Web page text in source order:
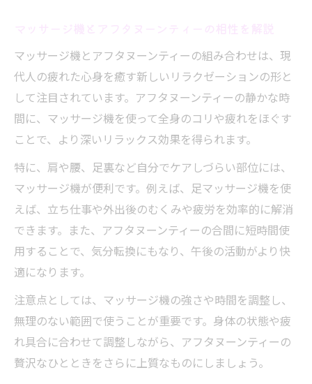
マッサージ機とアフタヌーンティーの組み合わせは、現
代人の疲れた心身を癒す新しいリラクゼーションの形と
して注目されています。アフタヌーンティーの静かな時
間に、マッサージ機を使って全身のコリや疲れをほぐす
ことで、より深いリラックス効果を得られます。
特に、肩や腰、足裏など自分でケアしづらい部位には、
マッサージ機が便利です。例えば、足マッサージ機を使
えば、立ち仕事や外出後のむくみや疲労を効率的に解消
できます。また、アフタヌーンティーの合間に短時間使
用することで、気分転換にもなり、午後の活動がより快
適になります。
注意点としては、マッサージ機の強さや時間を調整し、
無理のない範囲で使うことが重要です。身体の状態や疲
れ具合に合わせて調整しながら、アフタヌーンティーの
贅沢なひとときをさらに上質なものにしましょう。